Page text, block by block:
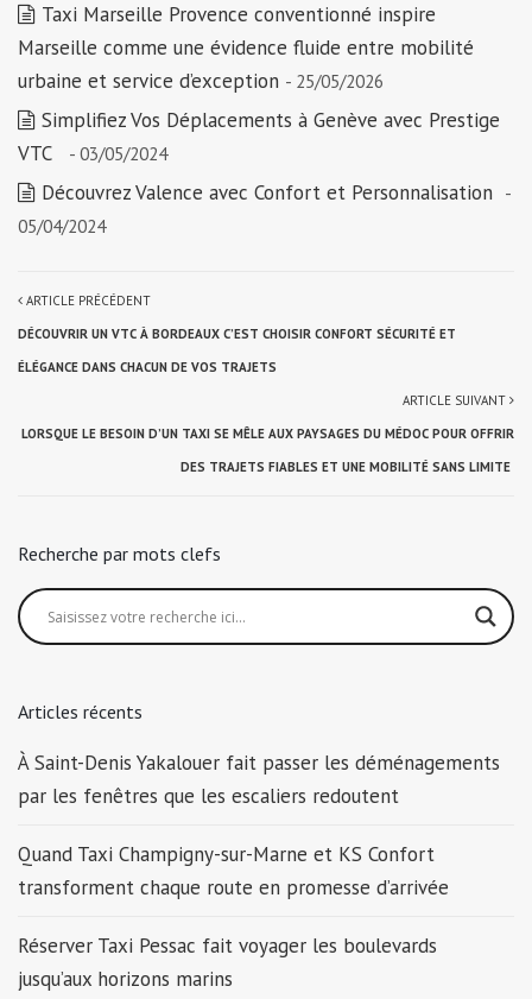
Taxi Marseille Provence conventionné inspire
Marseille comme une évidence fluide entre mobilité
urbaine et service d’exception - 25/05/2026
Simplifiez Vos Déplacements à Genève avec Prestige
VTC
- 03/05/2024
Découvrez Valence avec Confort et Personnalisation -
05/04/2024
ARTICLE PRÉCÉDENT
DÉCOUVRIR UN VTC À BORDEAUX C’EST CHOISIR CONFORT SÉCURITÉ ET
ÉLÉGANCE DANS CHACUN DE VOS TRAJETS
ARTICLE SUIVANT
LORSQUE LE BESOIN D’UN TAXI SE MÊLE AUX PAYSAGES DU MÉDOC POUR OFFRIR
DES TRAJETS FIABLES ET UNE MOBILITÉ SANS LIMITE
Recherche par mots clefs
Articles récents
À Saint-Denis Yakalouer fait passer les déménagements
par les fenêtres que les escaliers redoutent
Quand Taxi Champigny-sur-Marne et KS Confort
transforment chaque route en promesse d’arrivée
Réserver Taxi Pessac fait voyager les boulevards
jusqu’aux horizons marins